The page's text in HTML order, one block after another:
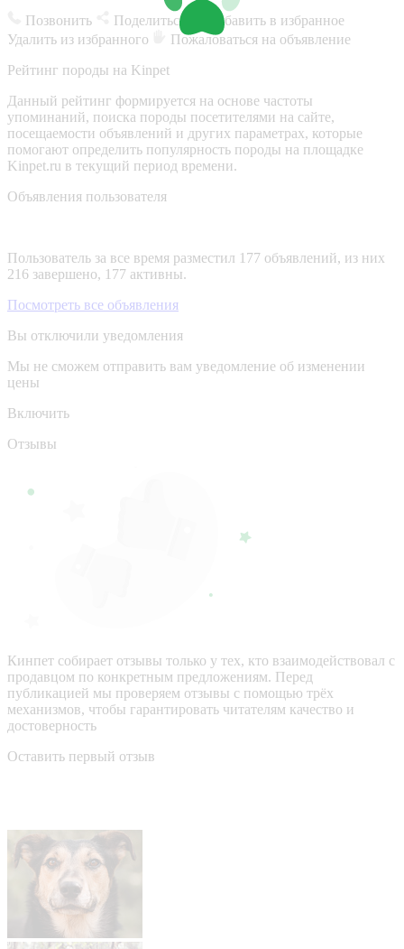
Позвонить Поделиться
Добавить в избранное
Удалить из избранного
Пожаловаться на объявление
Рейтинг породы на Kinpet
Данный рейтинг формируется на основе частоты
упоминаний, поиска породы посетителями на сайте,
посещаемости объявлений и других параметрах, которые
помогают определить популярность породы на площадке
Kinpet.ru в текущий период времени.
Объявления пользователя
Пользователь за все время разместил 177 объявлений, из них
216 завершено, 177 активны.
Посмотреть все объявления
Вы отключили уведомления
Мы не сможем отправить вам уведомление об изменении
цены
Включить
Отзывы
Кинпет собирает отзывы только у тех, кто взаимодействовал с
продавцом по конкретным предложениям. Перед
публикацией мы проверяем отзывы с помощью трёх
механизмов, чтобы гарантировать читателям качество и
достоверность
Оставить первый отзыв